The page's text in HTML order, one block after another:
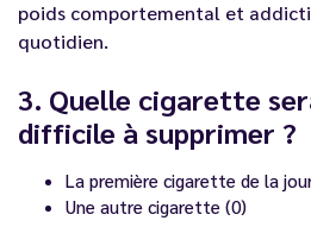
poids comportemental et
quotidien.
3. Quelle cigarette
difficile à supprimer ?
La première cigarette de la
Une autre cigarette (0)